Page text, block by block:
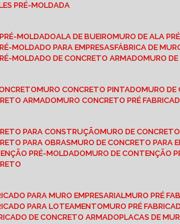
PRÉ-MOLDADA
PRÉ-MOLDADO ALA DE BUEIRO MURO DE ALA
MOLDADO PARA EMPRESAS FÁBRICA DE
MOLDADO DE CONCRETO ARMADO
MURO
MURO CONCRETO PINTADO MURO
ARMADO
MURO CONCRETO PRÉ
PARA CONSTRUÇÃO
MURO DE
PARA OBRAS
MURO DE CONCRETO PARA
PRÉ-MOLDADO
MURO DE CONTENÇÃO
PARA MURO EMPRESARIAL
MURO PRÉ
PARA LOTEAMENTO
MURO PRÉ
DE CONCRETO ARMADO PLACAS DE